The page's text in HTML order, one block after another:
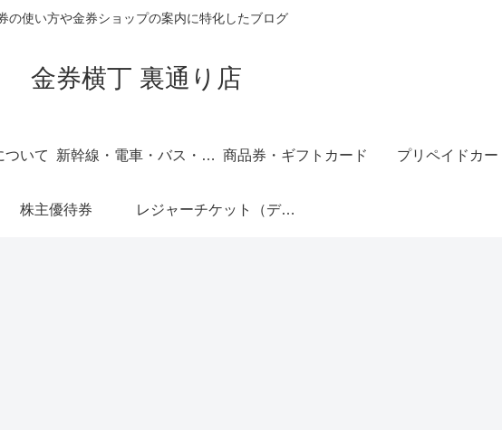
の使い方や金券ショップの案内に特化したブログ
金券横丁 裏通り店
ついて 新幹線・電車・バス・飛行機 商品券・ギフトカード プリペイドカー
株主優待券 レジャーチケット（ディズニー・USJ他）